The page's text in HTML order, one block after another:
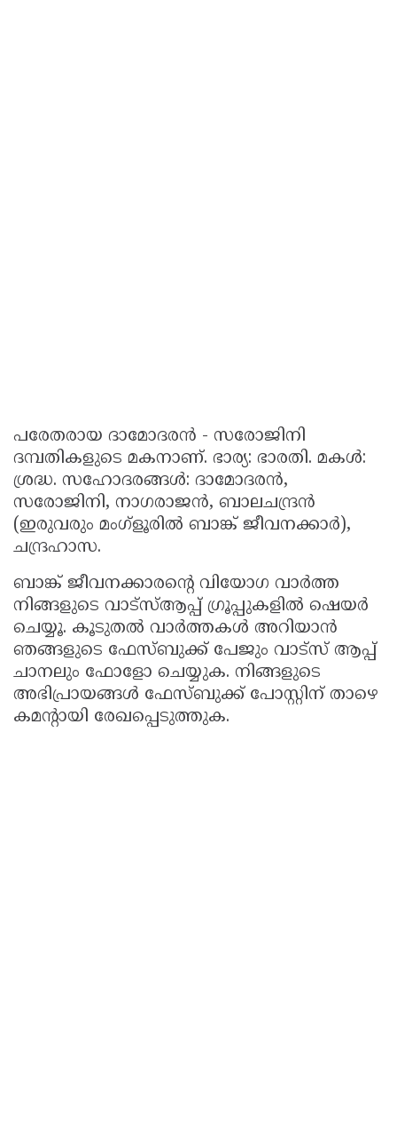
പരേതരായ ദാമോദരൻ - സരോജിനി
ദമ്പതികളുടെ മകനാണ്. ഭാര്യ: ഭാരതി. മകൾ:
ശ്രദ്ധ. സഹോദരങ്ങൾ: ദാമോദരൻ,
സരോജിനി, നാഗരാജൻ, ബാലചന്ദ്രൻ
(ഇരുവരും മംഗ്ളൂരിൽ ബാങ്ക് ജീവനക്കാർ),
ചന്ദ്രഹാസ.
ബാങ്ക് ജീവനക്കാരൻ്റെ വിയോഗ വാർത്ത
നിങ്ങളുടെ വാട്സ്ആപ്പ് ഗ്രൂപ്പുകളിൽ ഷെയർ
ചെയ്യൂ. കൂടുതല്‍ വാർത്തകള്‍ അറിയാന്‍
ഞങ്ങളുടെ ഫേസ്ബുക്ക് പേജും വാട്സ് ആപ്പ്
ചാനലും ഫോളോ ചെയ്യുക. നിങ്ങളുടെ
അഭിപ്രായങ്ങൾ ഫേസ്ബുക്ക് പോസ്റ്റിന് താഴെ
കമൻ്റായി രേഖപ്പെടുത്തുക.